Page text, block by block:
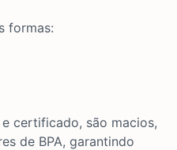
formas:
certificado, são macios,
de BPA, garantindo